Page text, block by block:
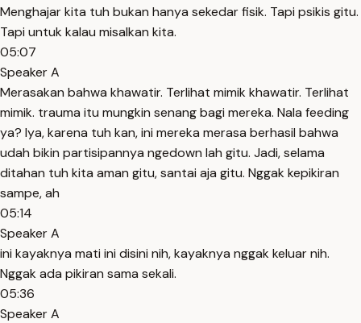
Menghajar kita tuh bukan hanya sekedar fisik. Tapi psikis gitu.
Tapi untuk kalau misalkan kita.
05:07
Speaker A
Merasakan bahwa khawatir. Terlihat mimik khawatir. Terlihat
mimik. trauma itu mungkin senang bagi mereka. Nala feeding
ya? Iya, karena tuh kan, ini mereka merasa berhasil bahwa
udah bikin partisipannya ngedown lah gitu. Jadi, selama
ditahan tuh kita aman gitu, santai aja gitu. Nggak kepikiran
sampe, ah
05:14
Speaker A
ini kayaknya mati ini disini nih, kayaknya nggak keluar nih.
Nggak ada pikiran sama sekali.
05:36
Speaker A